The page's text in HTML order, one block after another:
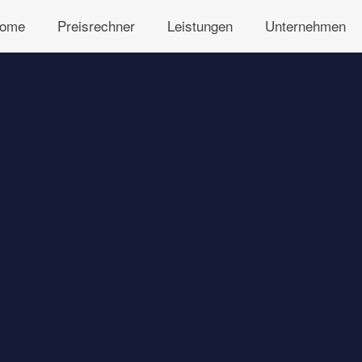
Preisrechner Leistungen Unternehmen